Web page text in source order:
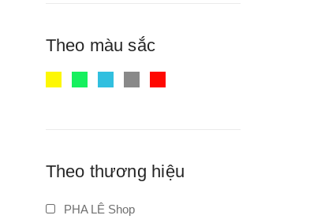
Theo màu sắc
Theo thương hiệu
PHA LÊ Shop